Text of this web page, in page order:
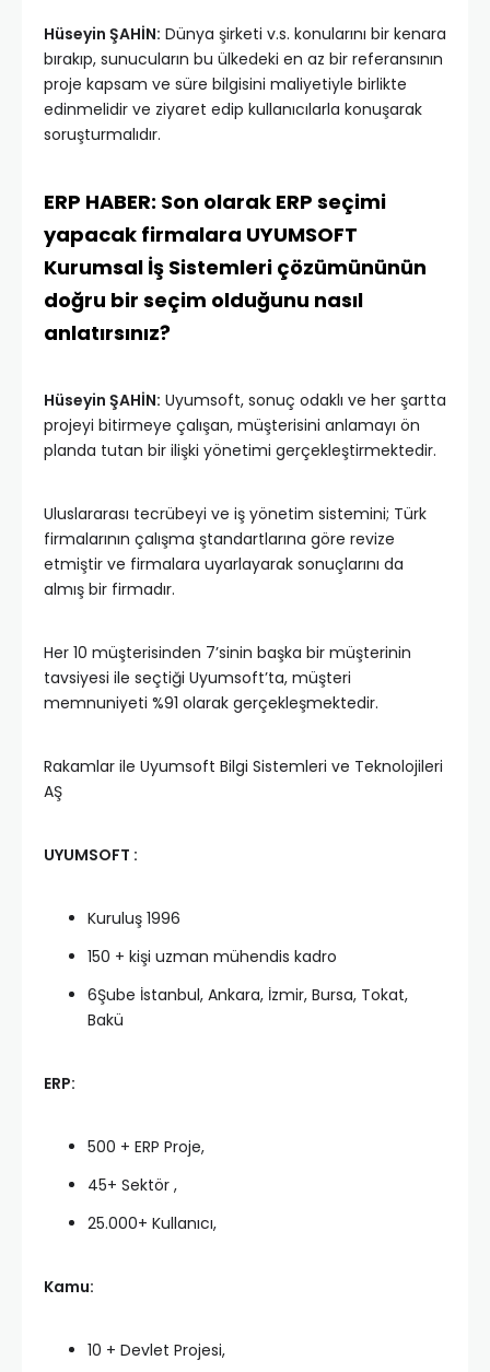
Hüseyin ŞAHİN: Dünya şirketi v.s. konularını bir kenara
bırakıp, sunucuların bu ülkedeki en az bir referansının
proje kapsam ve süre bilgisini maliyetiyle birlikte
edinmelidir ve ziyaret edip kullanıcılarla konuşarak
soruşturmalıdır.
ERP HABER: Son olarak ERP seçimi
yapacak firmalara UYUMSOFT
Kurumsal İş Sistemleri çözümününün
doğru bir seçim olduğunu nasıl
anlatırsınız?
Hüseyin ŞAHİN: Uyumsoft, sonuç odaklı ve her şartta
projeyi bitirmeye çalışan, müşterisini anlamayı ön
planda tutan bir ilişki yönetimi gerçekleştirmektedir.
Uluslararası tecrübeyi ve iş yönetim sistemini; Türk
firmalarının çalışma ştandartlarına göre revize
etmiştir ve firmalara uyarlayarak sonuçlarını da
almış bir firmadır.
Her 10 müşterisinden 7’sinin başka bir müşterinin
tavsiyesi ile seçtiği Uyumsoft’ta, müşteri
memnuniyeti %91 olarak gerçekleşmektedir.
Rakamlar ile Uyumsoft Bilgi Sistemleri ve Teknolojileri
AŞ
UYUMSOFT :
Kuruluş 1996
150 + kişi uzman mühendis kadro
6Şube İstanbul, Ankara, İzmir, Bursa, Tokat,
Bakü
ERP:
500 + ERP Proje,
45+ Sektör ,
25.000+ Kullanıcı,
Kamu:
10 + Devlet Projesi,